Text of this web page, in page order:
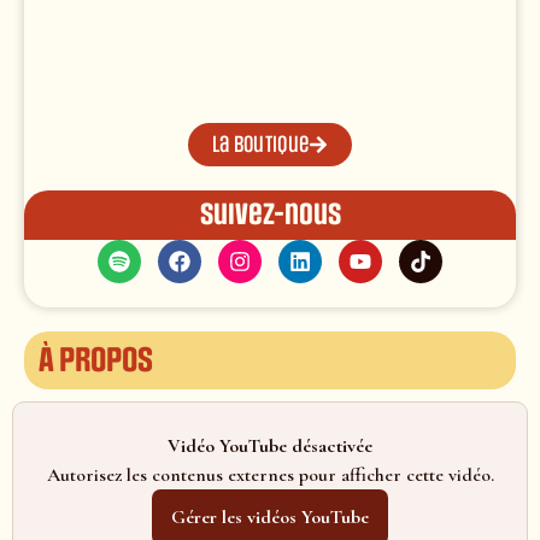
La boutique
Suivez-nous
À propos
Vidéo YouTube désactivée
Autorisez les contenus externes pour afficher cette vidéo.
Gérer les vidéos YouTube